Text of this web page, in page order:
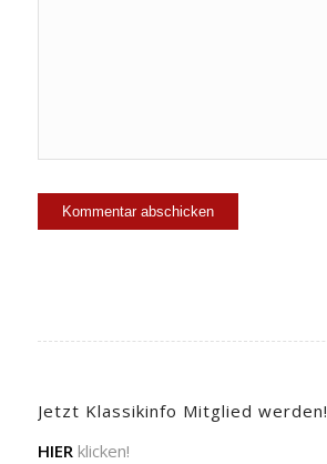
Jetzt Klassikinfo Mitglied werden!
HIERklicken!